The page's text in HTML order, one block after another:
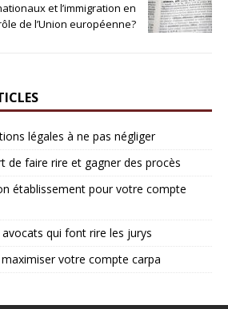
et l’immigration en
de l’Union européenne?
légales à ne pas négliger
de faire rire et gagner des procès
établissement pour votre compte
qui font rire les jurys
votre compte carpa